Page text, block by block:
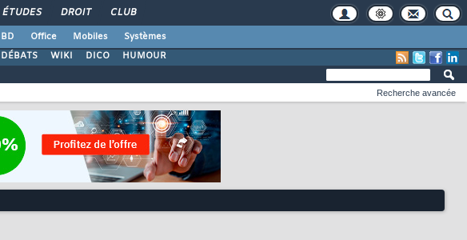
ÉTUDES DROIT CLUB
Office Mobiles
Systèmes
DÉBATS WIKI DICO HUMOUR
Recherche avancée